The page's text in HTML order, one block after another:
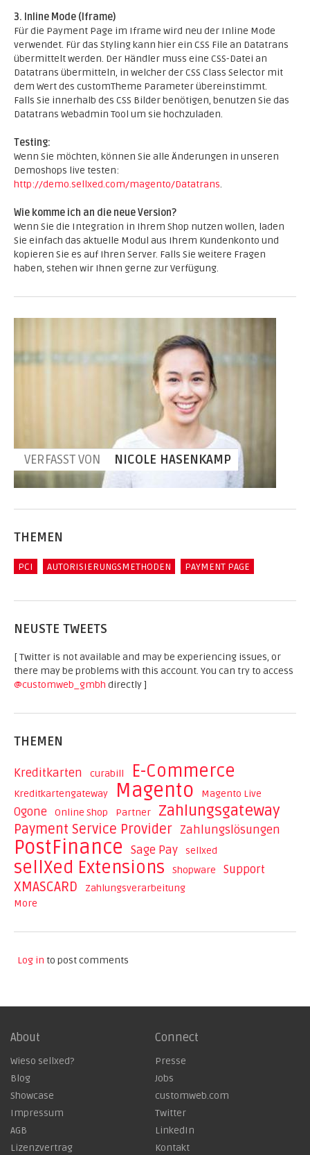
3. Inline Mode (Iframe)
Für die Payment Page im Iframe wird neu der Inline Mode
verwendet. Für das Styling kann hier ein CSS File an Datatrans
übermittelt werden. Der Händler muss eine CSS-Datei an
Datatrans übermitteln, in welcher der CSS Class Selector mit
dem Wert des customTheme Parameter übereinstimmt.
Falls Sie innerhalb des CSS Bilder benötigen, benutzen Sie das
Datatrans Webadmin Tool um sie hochzuladen.
Testing:
Wenn Sie möchten, können Sie alle Änderungen in unseren
Demoshops live testen:
http://demo.sellxed.com/magento/Datatrans.
Wie komme ich an die neue Version?
Wenn Sie die Integration in Ihrem Shop nutzen wollen, laden
Sie einfach das aktuelle Modul aus Ihrem Kundenkonto und
kopieren Sie es auf Ihren Server. Falls Sie weitere Fragen
haben, stehen wir Ihnen gerne zur Verfügung.
VERFASST VON NICOLE HASENKAMP
THEMEN
PCI AUTORISIERUNGSMETHODEN PAYMENT PAGE
NEUSTE TWEETS
[ Twitter is not available and may be experiencing issues, or
there may be problems with this account. You can try to access
@customweb_gmbh directly ]
THEMEN
Kreditkarten curabill E-Commerce
Kreditkartengateway Magento Magento Live
Ogone Online Shop Partner Zahlungsgateway
Payment Service Provider Zahlungslösungen
PostFinance Sage Pay sellxed
sellXed Extensions Shopware Support
XMASCARD
Zahlungsverarbeitung
More
Log in to post comments
About
Wieso sellxed?
Blog
Showcase
Impressum
AGB
Lizenzvertrag
Connect
Presse
Jobs
customweb.com
Twitter
LinkedIn
Kontakt